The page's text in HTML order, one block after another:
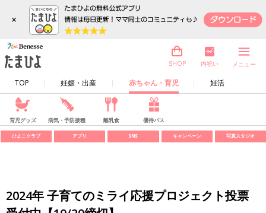
×
TOP 妊娠・出産 赤ちゃん・育児 妊活
SHOP 内祝い メニュー
育児グッズ 病気・予防接種 離乳食 優待パス
ひよこクラブ アプリ SNS キャンペーン 写真スタジオ
2024年 子育てのミライ応援プロジェクト投票